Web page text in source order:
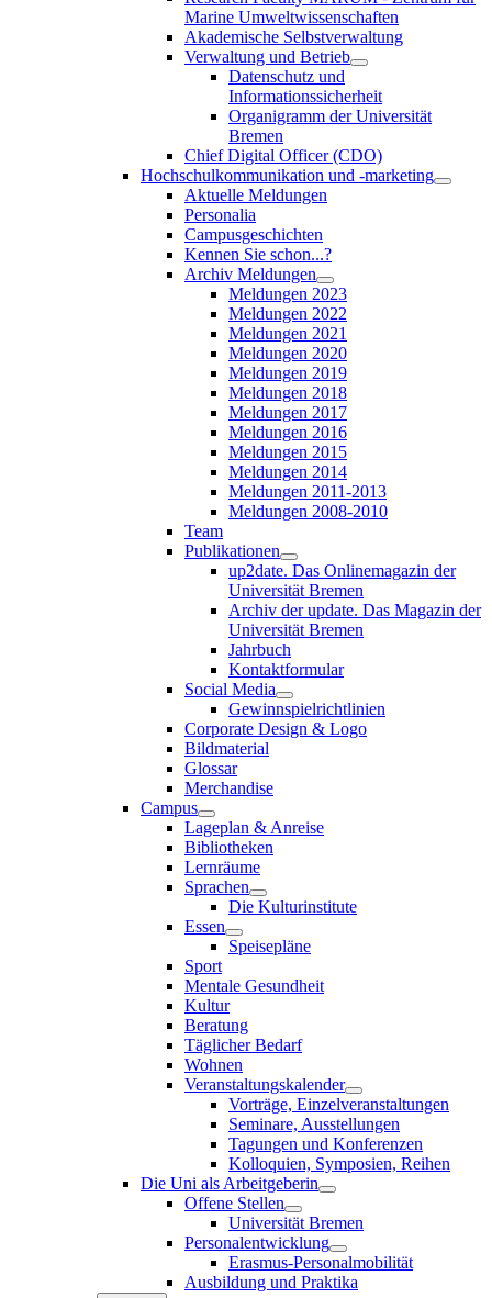
Marine Umweltwissenschaften
Akademische Selbstverwaltung
Verwaltung und Betrieb
Datenschutz und
Informationssicherheit
Organigramm der Universität
Bremen
Chief Digital Officer (CDO)
Hochschulkommunikation und -marketing
Aktuelle Meldungen
Personalia
Campusgeschichten
Kennen Sie schon...?
Archiv Meldungen
Meldungen 2023
Meldungen 2022
Meldungen 2021
Meldungen 2020
Meldungen 2019
Meldungen 2018
Meldungen 2017
Meldungen 2016
Meldungen 2015
Meldungen 2014
Meldungen 2011-2013
Meldungen 2008-2010
Team
Publikationen
up2date. Das Onlinemagazin der
Universität Bremen
Archiv der update. Das Magazin der
Universität Bremen
Jahrbuch
Kontaktformular
Social Media
Gewinnspielrichtlinien
Corporate Design & Logo
Bildmaterial
Glossar
Merchandise
Campus
Lageplan & Anreise
Bibliotheken
Lernräume
Sprachen
Die Kulturinstitute
Essen
Speisepläne
Sport
Mentale Gesundheit
Kultur
Beratung
Täglicher Bedarf
Wohnen
Veranstaltungskalender
Vorträge, Einzelveranstaltungen
Seminare, Ausstellungen
Tagungen und Konferenzen
Kolloquien, Symposien, Reihen
Die Uni als Arbeitgeberin
Offene Stellen
Universität Bremen
Personalentwicklung
Erasmus-Personalmobilität
Ausbildung und Praktika